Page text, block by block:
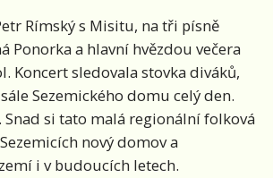
Rímský s Misitu, na tři písně
Ponorka a hlavní hvězdou večera
Koncert sledovala stovka diváků,
Sezemického domu celý den.
Snad si tato malá regionální folková
nový domov a
i v budoucích letech.